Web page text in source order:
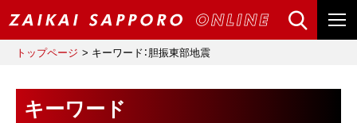
トップページ キーワード：胆振東部地震
キーワード